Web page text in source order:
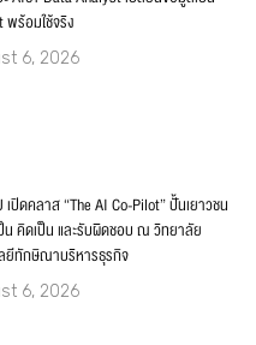
พร้อมใช้จริง
6, 2026
เปิดคลาส “The AI Co-Pilot” ปั้นเยาวชน
น คิดเป็น และรับผิดชอบ ณ วิทยาลัย
ลยีทักษิณาบริหารธุรกิจ
6, 2026